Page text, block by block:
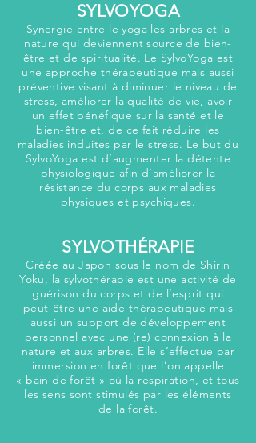
SYLVOYOGA
Synergie entre le yoga les arbres et la
nature qui deviennent source de bien-
être et de spiritualité. Le SylvoYoga est
une approche thérapeutique mais aussi
préventive visant à diminuer le niveau de
stress, améliorer la qualité de vie, avoir
un effet bénéfique sur la santé et le
bien-être et, de ce fait réduire les
maladies induites par le stress. Le but du
SylvoYoga est d’augmenter la détente
physiologique afin d’améliorer la
résistance du corps aux maladies
physiques et psychiques.
SYLVOTHÉRAPIE
Créée au Japon sous le nom de Shirin
Yoku, la sylvothérapie est une activité de
guérison du corps et de l’esprit qui
peut-être une aide thérapeutique mais
aussi un support de développement
personnel avec une (re) connexion à la
nature et aux arbres. Elle s’effectue par
immersion en forêt que l’on appelle
« bain de forêt » où la respiration, et tous
les sens sont stimulés par les éléments
de la forêt.